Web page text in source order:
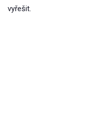
vyřešit.